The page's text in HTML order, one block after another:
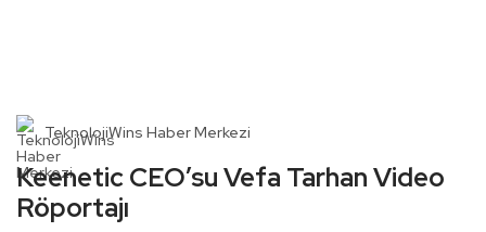
TeknolojiWins Haber Merkezi
Keenetic CEO’su Vefa Tarhan Video
Röportajı